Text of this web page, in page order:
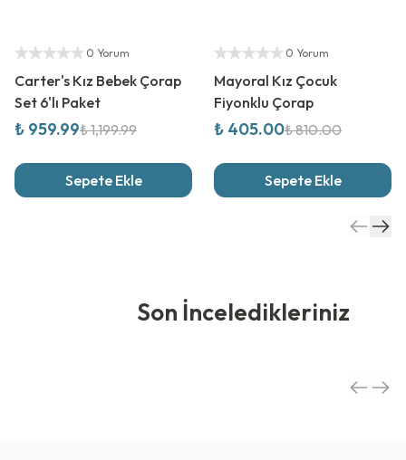
Yetkili Satıcı
0 Yorum
Carter's Kız Bebek Çorap
Set 6'lı Paket
₺ 959.99₺ 1,199.99
Sepete Ekle
Yetkili Satıcı
0 Yorum
Mayoral Kız Çocuk
Fiyonklu Çorap
₺ 405.00₺ 810.00
Sepete Ekle
Son İnceledikleriniz